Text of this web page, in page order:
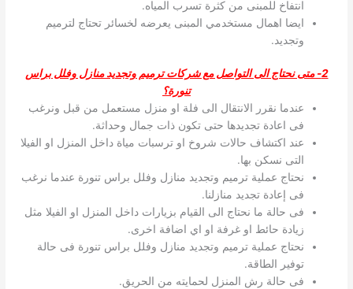
انتفاخ للمبنى من كثرة تسرب المياه.
ايضا اهمال مستخدمي المبنى يعرضه لخسائر تحتاج لترميم
وتجديد.
2- متى نحتاج الى التواصل مع شركات ترميم وتجديد منازل وفلل براس
تنورة؟
عندما نقرر الانتقال الى فلة او منزل مستعمل من قبل ونرغب
فى اعادة تجديدها حتى تكون ذات جمال وحداثة.
عند اكتشاف حالات شروخ او ترسبات مياة داخل المنزل او الفيلا
التى نسكن بها.
نحتاج عملية ترميم وتجديد منازل وفلل براس تنورة عندما نرغب
فى إعادة تجديد منازلنا.
فى حالة ما نحتاج الى القيام بزيارات داخل المنزل او الفيلا مثل
زيادة حائط او غرفة او اي اضافة اخرى.
نحتاج عملية ترميم وتجديد منازل وفلل براس تنورة فى حالة
توفير الطاقة.
فى حالة رش المنزل لحمايته من الحريق.